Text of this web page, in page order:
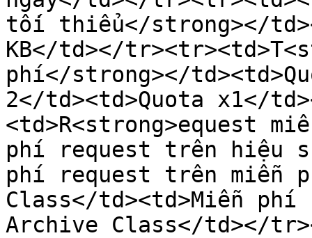
tối thiểu</strong></
KB</td></
phí</strong></
2</td><td>Quota x1</
<td>R<strong>equest
phí request trên hiệu
phí request trên miễn
Class</td><td>Miễn
Archive Class</td></